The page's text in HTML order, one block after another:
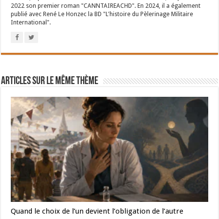
2022 son premier roman "CANNTAIREACHD". En 2024, il a également
publié avec René Le Honzec la BD "L'histoire du Pèlerinage Militaire
International".
Articles sur le même thème
Quand le choix de l’un devient l’obligation de l’autre